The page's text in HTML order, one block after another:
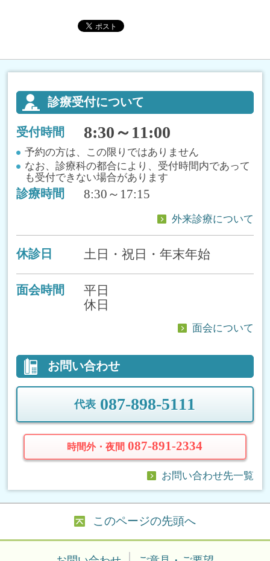
診療受付について
受付時間 8:30～11:00
予約の方は、この限りではありません
なお、診療科の都合により、受付時間内であって
も受付できない場合があります
診療時間 8:30～17:15
外来診療について
休診日 土日・祝日・年末年始
面会時間
平日
休日
面会について
お問い合わせ
代表087-898-5111
時間外・夜間 087-891-2334
お問い合わせ先一覧
このページの先頭へ